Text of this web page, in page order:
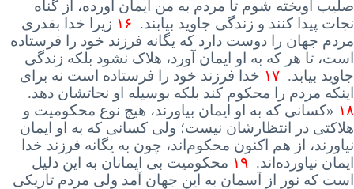
صلیب آویخته شوم تا مردم به من ایمان آورده، از گناه
نجات پیدا کنند و زندگی جاوید بیابند. ۱۶ زیرا
خدا بقدری
مردم جهان را دوست دارد که یگانه فرزند خود را فرستاده
است، تا هر که به او ایمان آورد، هلاک نشود بلکه زندگی
جاوید بیابد. ۱۷ خدا فرزند خود را فرستاده است نه برای
اینکه مردم را محکوم کند بلکه بوسیله او نجاتشان دهد.
۱۸ «کسانی که به او ایمان بیاورند، هیچ نوع محکومیت و
هلاکتی در انتظارشان نیست؛ ولی کسانی که به او ایمان
نیاورند، از هم اکنون محکوم‌اند، چون به یگانه فرزند خدا
ایمان نیاورده‌اند. ۱۹ محکومیت بی ایمانان به این دلیل
است که نور از آسمان به این جهان آمد ولی مردم تاریکی